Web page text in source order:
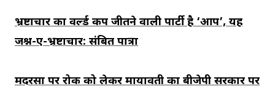
भ्रष्टाचार का वर्ल्ड कप जीतने वाली पार्टी है ‘आप’, यह
जश्न-ए-भ्रष्टाचार: संबित पात्रा
मदरसों पर रोक को लेकर मायावती का बीजेपी सरकार पर